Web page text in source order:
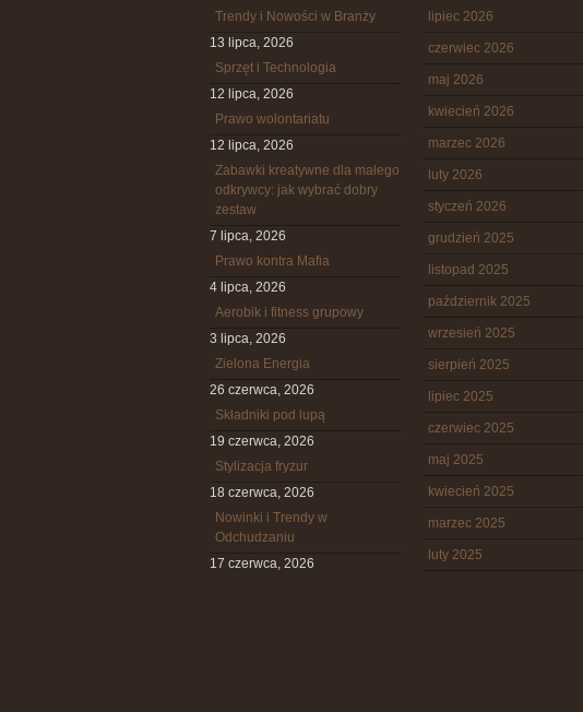
Trendy i Nowości w Branży
13 lipca, 2026
Sprzęt i Technologia
12 lipca, 2026
Prawo wolontariatu
12 lipca, 2026
Zabawki kreatywne dla małego
odkrywcy: jak wybrać dobry
zestaw
7 lipca, 2026
Prawo kontra Mafia
4 lipca, 2026
Aerobik i fitness grupowy
3 lipca, 2026
Zielona Energia
26 czerwca, 2026
Składniki pod lupą
19 czerwca, 2026
Stylizacja fryzur
18 czerwca, 2026
Nowinki i Trendy w
Odchudzaniu
17 czerwca, 2026
lipiec 2026
czerwiec 2026
maj 2026
kwiecień 2026
marzec 2026
luty 2026
styczeń 2026
grudzień 2025
listopad 2025
październik 2025
wrzesień 2025
sierpień 2025
lipiec 2025
czerwiec 2025
maj 2025
kwiecień 2025
marzec 2025
luty 2025